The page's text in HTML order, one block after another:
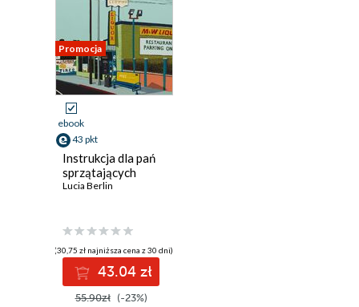
Promocja
ebook
43 pkt
Instrukcja dla pań
sprzątających
Lucia Berlin
(30,75 zł najniższa cena z 30 dni)
43.04 zł
55.90zł (-23%)